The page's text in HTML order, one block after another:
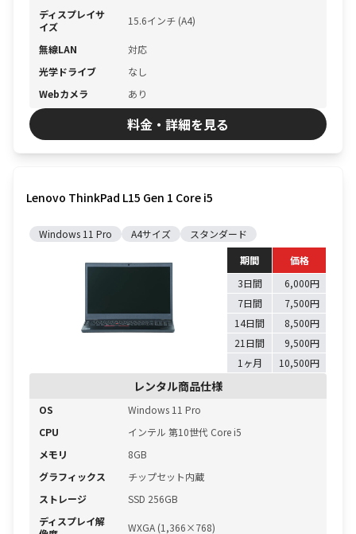
ディスプレイサ
イズ
15.6インチ (A4)
無線LAN
対応
光学ドライブ
なし
Webカメラ
あり
料金・詳細を見る
Lenovo ThinkPad L15 Gen 1 Core i5
Windows 11 Pro A4サイズ
スタンダード
期間
価格
3日間
6,000円
7日間
7,500円
14日間
8,500円
21日間
9,500円
1ヶ月
10,500円
レンタル商品仕様
OS
Windows 11 Pro
CPU
インテル 第10世代 Core i5
メモリ
8GB
グラフィックス
チップセット内蔵
ストレージ
SSD 256GB
ディスプレイ解
WXGA (1,366×768)